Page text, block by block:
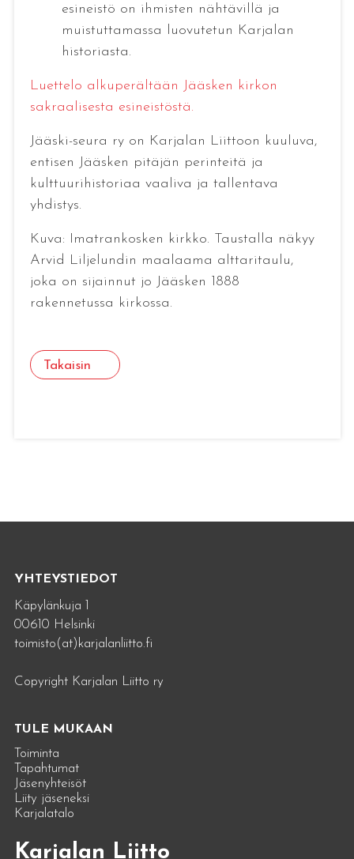
esineistö on ihmisten nähtävillä ja
muistuttamassa luovutetun Karjalan
historiasta.
Luettelo alkuperältään Jääsken kirkon
sakraalisesta esineistöstä.
Jääski-seura ry on Karjalan Liittoon kuuluva,
entisen Jääsken pitäjän perinteitä ja
kulttuurihistoriaa vaaliva ja tallentava
yhdistys.
Kuva: Imatrankosken kirkko. Taustalla näkyy
Arvid Liljelundin maalaama alttaritaulu,
joka on sijainnut jo Jääsken 1888
rakennetussa kirkossa.
Takaisin
YHTEYSTIEDOT
Käpylänkuja 1
00610 Helsinki
toimisto(at)karjalanliitto.fi
Copyright Karjalan Liitto ry
TULE MUKAAN
Toiminta
Tapahtumat
Jäsenyhteisöt
Liity jäseneksi
Karjalatalo
Karjalan Liitto